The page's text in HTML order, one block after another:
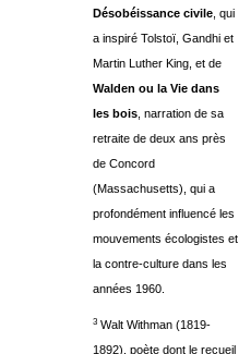
Désobéissance civile , qui
a inspiré Tolstoï, Gandhi et
Martin Luther King, et de
Walden ou la Vie dans
les bois , narration de sa
retraite de deux ans près
de Concord
(Massachusetts), qui a
profondément influencé les
mouvements écologistes et
la contre-culture dans les
années 1960.
3 Walt Withman (1819-
1892), poète dont le recueil